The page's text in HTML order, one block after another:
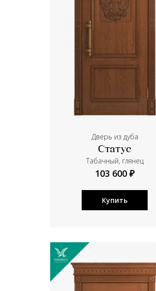
Дверь из дуба
Статус
Табачный, глянец
103 600 ₽
Купить